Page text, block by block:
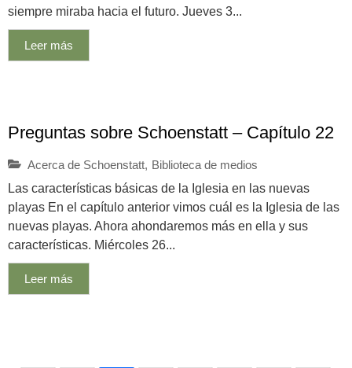
siempre miraba hacia el futuro. Jueves 3...
Leer más
Preguntas sobre Schoenstatt – Capítulo 22
Acerca de Schoenstatt, Biblioteca de medios
Las características básicas de la Iglesia en las nuevas
playas En el capítulo anterior vimos cuál es la Iglesia de las
nuevas playas. Ahora ahondaremos más en ella y sus
características. Miércoles 26...
Leer más